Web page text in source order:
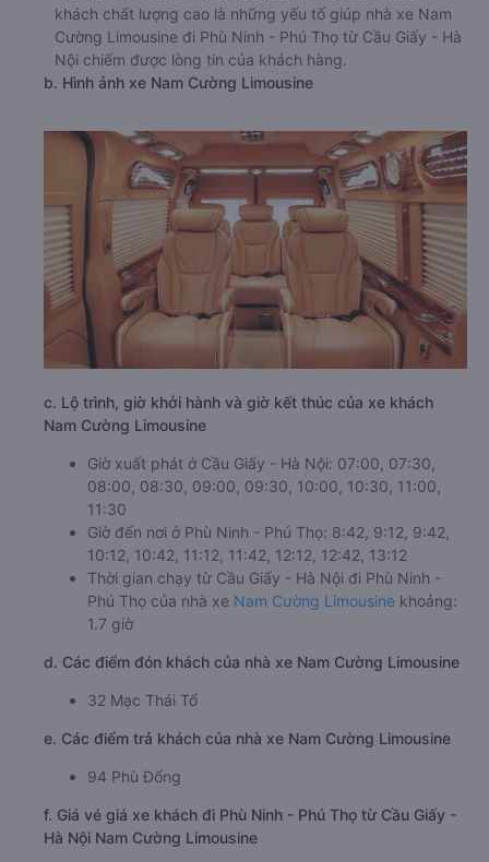
Nam Cường Limousine được nhiều khách hàng đánh giá
cao về chất lượng dịch vụ và sự an toàn. Đội ngũ nhân
viên tư vấn nhiệt tình, tài xế giàu kinh nghiệm và xe
khách chất lượng cao là những yếu tố giúp nhà xe Nam
Nội chiếm được lòng tin của khách hàng.
b. Hình ảnh xe Nam Cường Limousine
c. Lộ trình, giờ khởi hành và giờ kết thúc của xe khách
Nam Cường Limousine
Giờ xuất phát ở Cầu Giấy - Hà Nội: 07:00, 07:30,
08:00, 08:30, 09:00, 09:30, 10:00, 10:30, 11:00,
11:30
Giờ đến nơi ở Phù Ninh - Phú Thọ: 8:42, 9:12, 9:42,
10:12, 10:42, 11:12, 11:42, 12:12, 12:42, 13:12
Thời gian chạy từ Cầu Giấy - Hà Nội đi Phù Ninh -
1.7 giờ
d. Các điểm đón khách của nhà xe Nam Cường Limousine
32 Mạc Thái Tổ
e. Các điểm trả khách của nhà xe Nam Cường Limousine